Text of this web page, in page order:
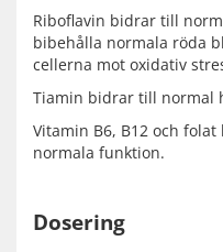
Riboflavin bidrar till
bibehålla normala röda
cellerna mot oxidativ
Tiamin bidrar till normal
Vitamin B6, B12 och
normala funktion.
Dosering